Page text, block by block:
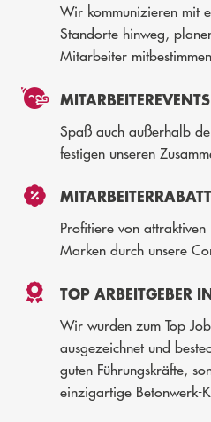
Wir kommunizieren mit
Standorte hinweg,
Mitarbeiter
MITARBEITEREVENTS
Spaß auch außerhalb
festigen unseren
Profitiere von
Marken durch unsere
TOP ARBEITGEBER
Wir wurden zum Top
ausgezeichnet und
guten Führungskräfte,
einzigartige Betonwerk-